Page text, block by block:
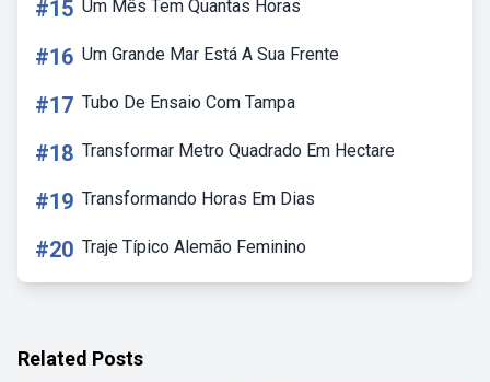
#15 Um Mês Tem Quantas Horas
#16 Um Grande Mar Está A Sua Frente
#17 Tubo De Ensaio Com Tampa
#18 Transformar Metro Quadrado Em Hectare
#19 Transformando Horas Em Dias
#20 Traje Típico Alemão Feminino
Related Posts